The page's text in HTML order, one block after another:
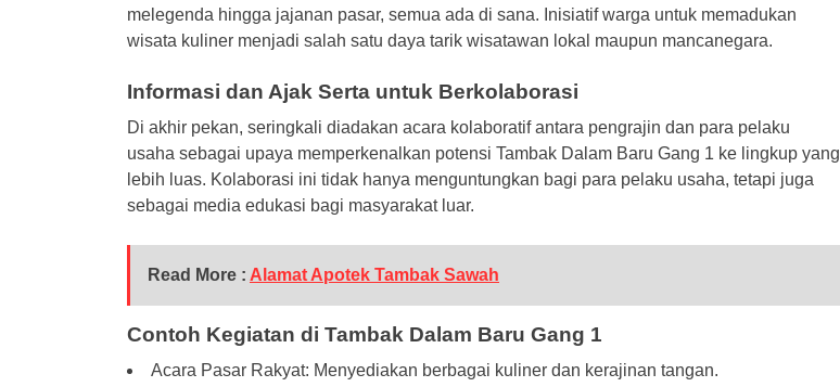
melegenda hingga jajanan pasar, semua ada di sana. Inisiatif warga untuk memadukan
wisata kuliner menjadi salah satu daya tarik wisatawan lokal maupun mancanegara.
Informasi dan Ajak Serta untuk Berkolaborasi
Di akhir pekan, seringkali diadakan acara kolaboratif antara pengrajin dan para pelaku
usaha sebagai upaya memperkenalkan potensi Tambak Dalam Baru Gang 1 ke lingkup yang
lebih luas. Kolaborasi ini tidak hanya menguntungkan bagi para pelaku usaha, tetapi juga
sebagai media edukasi bagi masyarakat luar.
Read More : Alamat Apotek Tambak Sawah
Contoh Kegiatan di Tambak Dalam Baru Gang 1
Acara Pasar Rakyat: Menyediakan berbagai kuliner dan kerajinan tangan.